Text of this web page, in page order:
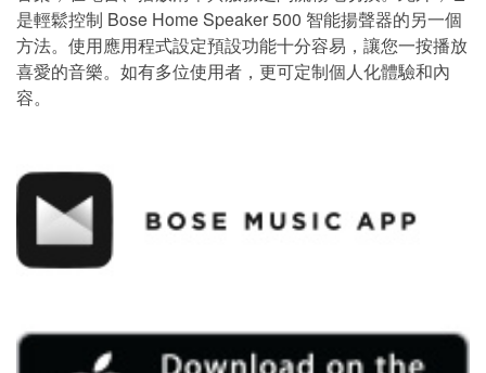
是輕鬆控制 Bose Home Speaker 500 智能揚聲器的另一個
方法。使用應用程式設定預設功能十分容易，讓您一按播放
喜愛的音樂。如有多位使用者，更可定制個人化體驗和內
容。